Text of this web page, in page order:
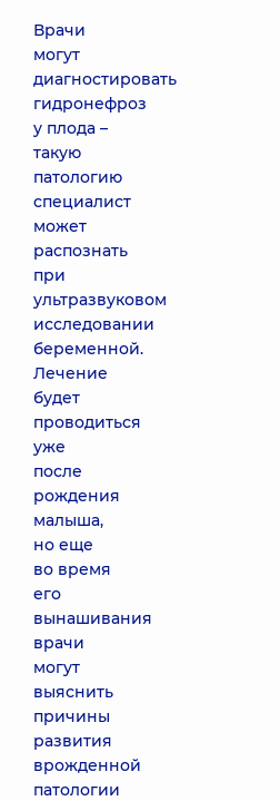
Врачи
могут
диагностировать
гидронефроз
у плода –
такую
патологию
специалист
может
распознать
при
ультразвуковом
исследовании
беременной.
Лечение
будет
проводиться
уже
после
рождения
малыша,
но еще
во время
его
вынашивания
врачи
могут
выяснить
причины
развития
врожденной
патологии